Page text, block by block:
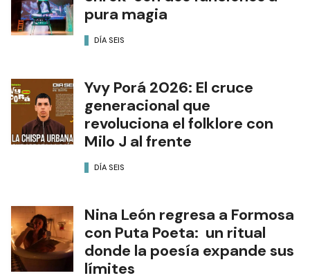
pura magia
DÍA SEIS
Yvy Porá 2026: El cruce
generacional que
revoluciona el folklore con
Milo J al frente
DÍA SEIS
Nina León regresa a Formosa
con Puta Poeta: un ritual
donde la poesía expande sus
límites